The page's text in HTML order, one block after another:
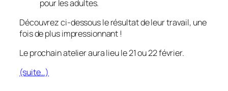
pour les adultes.
Découvrez ci-dessous le résultat de leur travail, une
fois de plus impressionnant !
Le prochain atelier aura lieu le 21 ou 22 février.
(suite…)